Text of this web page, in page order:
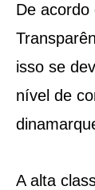
De acordo
isso se
nível de
A alta